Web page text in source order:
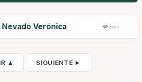
Verónica 72,9K
▲ SIGUIENTE ►